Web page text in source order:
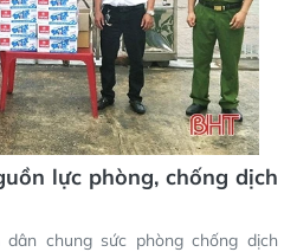
lực phòng, chống dịch
chung sức phòng chống dịch